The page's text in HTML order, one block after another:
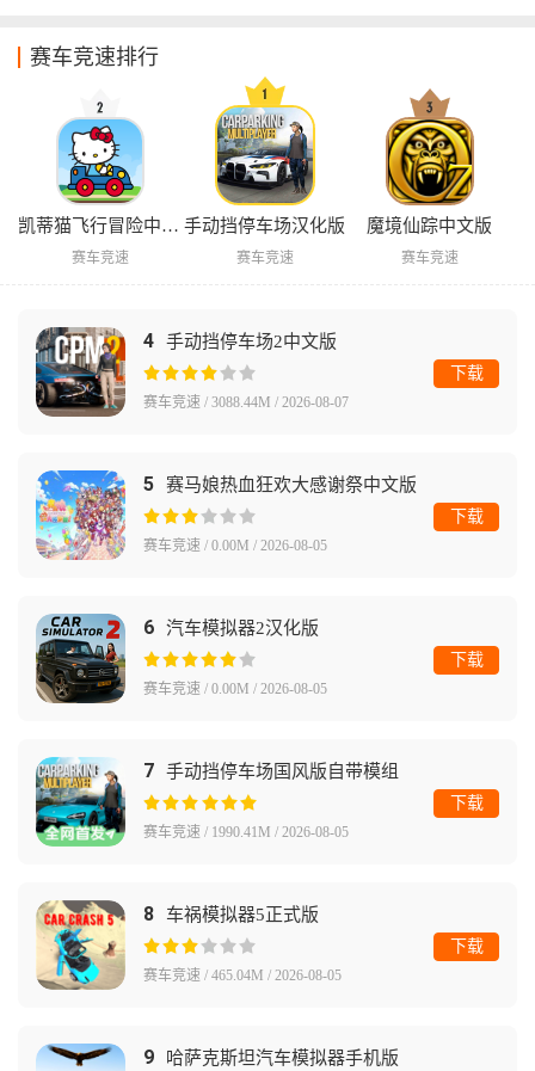
赛车竞速排行
凯蒂猫飞行冒险中文版
赛车竞速
手动挡停车场汉化版
赛车竞速
魔境仙踪中文版
赛车竞速
4 手动挡停车场2中文版
赛车竞速 / 3088.44M / 2026-08-07
下载
5 赛马娘热血狂欢大感谢祭中文版
赛车竞速 / 0.00M / 2026-08-05
下载
6 汽车模拟器2汉化版
赛车竞速 / 0.00M / 2026-08-05
下载
7 手动挡停车场国风版自带模组
赛车竞速 / 1990.41M / 2026-08-05
下载
8 车祸模拟器5正式版
赛车竞速 / 465.04M / 2026-08-05
下载
9 哈萨克斯坦汽车模拟器手机版